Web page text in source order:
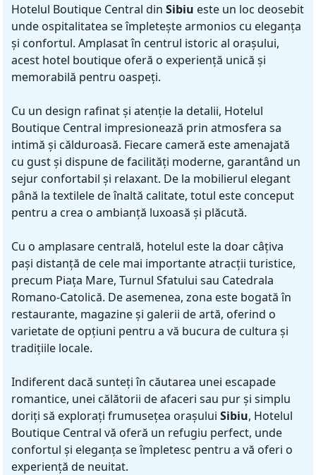
Hotelul Boutique Central din Sibiu este un loc deosebit
unde ospitalitatea se împletește armonios cu eleganța
și confortul. Amplasat în centrul istoric al orașului,
acest hotel boutique oferă o experiență unică și
memorabilă pentru oaspeți.
Cu un design rafinat și atenție la detalii, Hotelul
Boutique Central impresionează prin atmosfera sa
intimă și călduroasă. Fiecare cameră este amenajată
cu gust și dispune de facilități moderne, garantând un
sejur confortabil și relaxant. De la mobilierul elegant
până la textilele de înaltă calitate, totul este conceput
pentru a crea o ambianță luxoasă și plăcută.
Cu o amplasare centrală, hotelul este la doar câțiva
pași distanță de cele mai importante atracții turistice,
precum Piața Mare, Turnul Sfatului sau Catedrala
Romano-Catolică. De asemenea, zona este bogată în
restaurante, magazine și galerii de artă, oferind o
varietate de opțiuni pentru a vă bucura de cultura și
tradițiile locale.
Indiferent dacă sunteți în căutarea unei escapade
romantice, unei călătorii de afaceri sau pur și simplu
doriți să explorați frumusețea orașului Sibiu, Hotelul
Boutique Central vă oferă un refugiu perfect, unde
confortul și eleganța se împletesc pentru a vă oferi o
experiență de neuitat.